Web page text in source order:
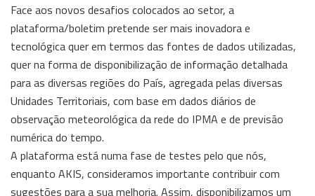
Face aos novos desafios colocados ao setor, a
plataforma/boletim pretende ser mais inovadora e
tecnológica quer em termos das fontes de dados utilizadas,
quer na forma de disponibilização de informação detalhada
para as diversas regiões do País, agregada pelas diversas
Unidades Territoriais, com base em dados diários de
observação meteorológica da rede do IPMA e de previsão
numérica do tempo.
A plataforma está numa fase de testes pelo que nós,
enquanto AKIS, consideramos importante contribuir com
sugestões para a sua melhoria. Assim, disponibilizamos um